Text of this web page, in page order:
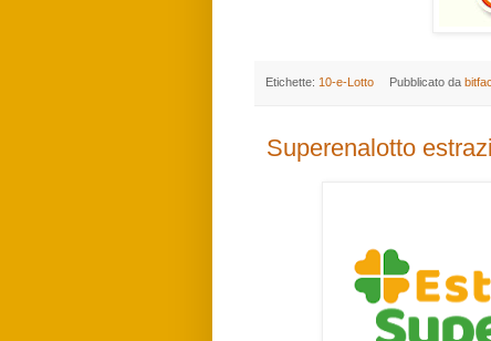
Etichette: 10-e-Lotto Pubblicato da
Superenalotto